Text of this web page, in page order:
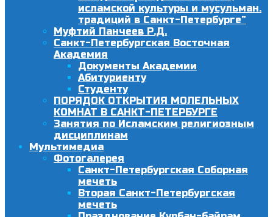
исламской культуры и мусульман.
традиций в Санкт-Петербурге”
Муфтий Панчеев Р.Д.
Санкт-Петербургская Восточная
Академия
Документы Академии
Абитуриенту
Студенту
ПОРЯДОК ОТКРЫТИЯ МОЛЕЛЬНЫХ
КОМНАТ В САНКТ-ПЕТЕРБУРГЕ
Занятия по Исламским религиозным
дисциплинам
Мультимедиа
Фотогалерея
Санкт-Петербургская Соборная
мечеть
Вторая Санкт-Петербургская
мечеть